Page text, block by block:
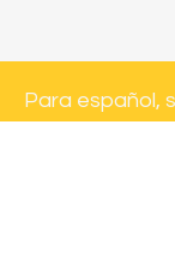
Para español,